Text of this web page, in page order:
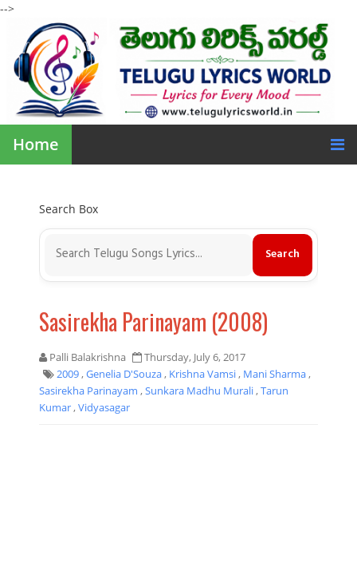
-->
Home
Search Box
Sasirekha Parinayam (2008)
Palli Balakrishna
Thursday, July 6, 2017
2009,Genelia D'Souza, Krishna Vamsi, Mani Sharma,
Sasirekha Parinayam ,Sunkara Madhu Murali,Tarun
Kumar,Vidyasagar